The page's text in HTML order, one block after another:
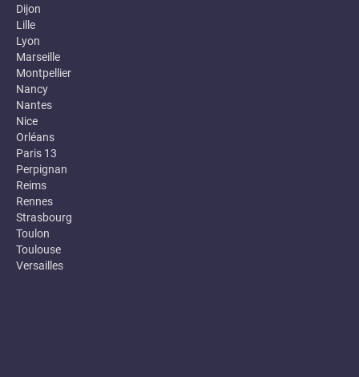
Dijon
Lille
Lyon
Marseille
Montpellier
Nancy
Nantes
Nice
Orléans
Paris 13
Perpignan
Reims
Rennes
Strasbourg
Toulon
Toulouse
Versailles